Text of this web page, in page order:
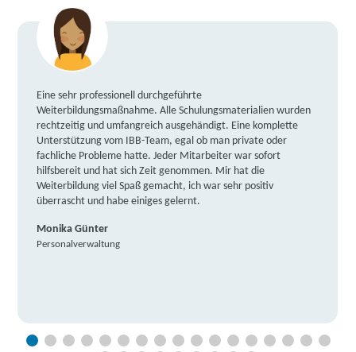
Eine sehr professionell durchgeführte
Weiterbildungsmaßnahme. Alle Schulungsmaterialien wurden
rechtzeitig und umfangreich ausgehändigt. Eine komplette
Unterstützung vom IBB-Team, egal ob man private oder
fachliche Probleme hatte. Jeder Mitarbeiter war sofort
hilfsbereit und hat sich Zeit genommen. Mir hat die
Weiterbildung viel Spaß gemacht, ich war sehr positiv
überrascht und habe einiges gelernt.
Monika Günter
Personalverwaltung